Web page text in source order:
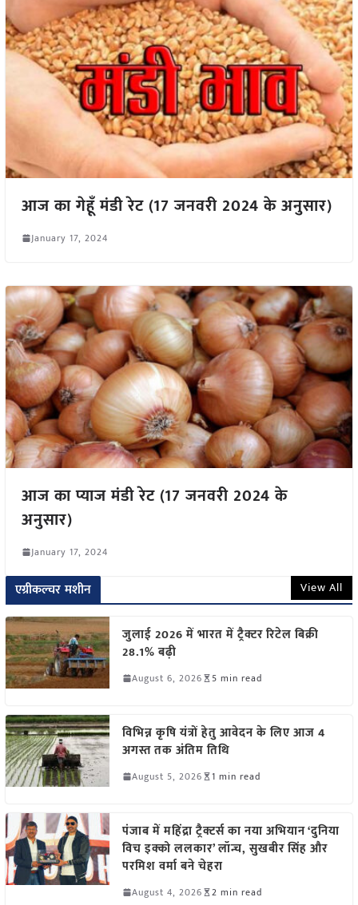
आज का गेहूँ मंडी रेट (17 जनवरी 2024 के अनुसार)
January 17, 2024
आज का प्याज मंडी रेट (17 जनवरी 2024 के
अनुसार)
January 17, 2024
एग्रीकल्चर मशीन View All
जुलाई 2026 में भारत में ट्रैक्टर रिटेल बिक्री
28.1% बढ़ी
August 6, 2026 5 min read
विभिन्न कृषि यंत्रों हेतु आवेदन के लिए आज 4
अगस्त तक अंतिम तिथि
August 5, 2026 1 min read
पंजाब में महिंद्रा ट्रैक्टर्स का नया अभियान ‘दुनिया
विच इक्को ललकार’ लॉन्च, सुखबीर सिंह और
परमिश वर्मा बने चेहरा
August 4, 2026 2 min read